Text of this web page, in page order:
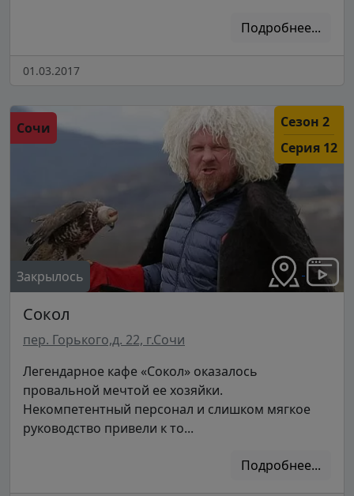
Подробнее...
01.03.2017
Сочи
Сезон 2
Серия 12
Закрылось
Сокол
пер. Горького,д. 22, г.Сочи
Легендарное кафе «Сокол» оказалось
провальной мечтой ее хозяйки.
Некомпетентный персонал и слишком мягкое
руководство привели к то...
Подробнее...